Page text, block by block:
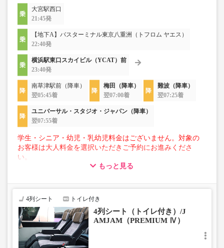
大宮駅西口
21:45発
【地下A】バスターミナル東京八重洲（トフロム ヤエス）
22:40発
横浜駅東口スカイビル（YCAT）前
23:40発
南草津駅前（降車）
翌05:45着
梅田（降車）
翌07:00着
難波（降車）
翌07:25着
ユニバーサル・スタジオ・ジャパン（降車）
翌07:55着
学生・シニア・幼児・乳幼児料金はございません。対象の
お客様は大人料金を選択いただきご予約にお進みくださ
い。
■トランクにてお預かりできる荷物
・3辺合計160cm以内、かつ10kg以下のものをおひとり様1
■お預かりできない荷物（貴重品以外は車内持ち込みも不
可）
楽器・自転車（折りたたみ含む）・ボード等の大きな荷
物、壊れ物、危険物、貴重品、ペット、
もっと見る
4列シート トイレ付き
4列シート（トイレ付き）/J
AMJAM（PREMIUM Ⅳ）